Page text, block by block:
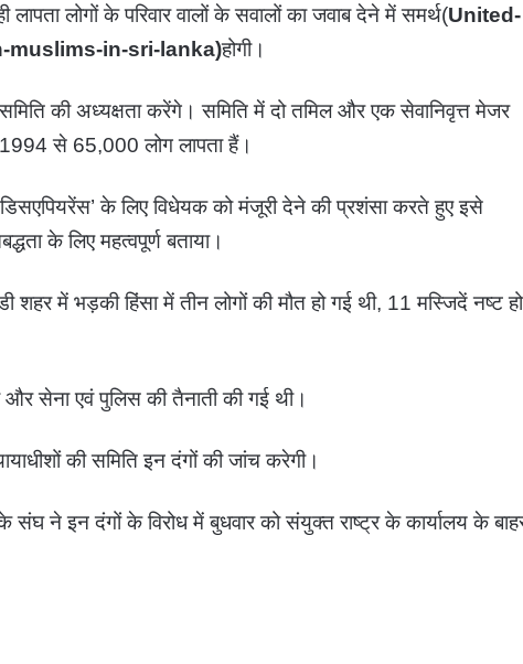
लापता लोगों के परिवार वालों के सवालों का जवाब देने में समर्थ(United-
muslims-in-sri-lanka)होगी।
की अध्यक्षता करेंगे। समिति में दो तमिल और एक सेवानिवृत्त मेजर
से 65,000 लोग लापता हैं।
डिसएपियरेंस’ के लिए विधेयक को मंजूरी देने की प्रशंसा करते हुए इसे
के लिए महत्वपूर्ण बताया।
में भड़की हिंसा में तीन लोगों की मौत हो गई थी, 11 मस्जिदें नष्ट हो
सेना एवं पुलिस की तैनाती की गई थी।
की समिति इन दंगों की जांच करेगी।
संघ ने इन दंगों के विरोध में बुधवार को संयुक्त राष्ट्र के कार्यालय के